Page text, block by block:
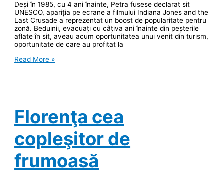
Deși în 1985, cu 4 ani înainte, Petra fusese declarat sit
UNESCO, apariția pe ecrane a filmului Indiana Jones and the
Last Crusade a reprezentat un boost de popularitate pentru
zonă. Beduinii, evacuați cu câțiva ani înainte din peșterile
aflate în sit, aveau acum oportunitatea unui venit din turism,
oportunitate de care au profitat la
Petra.
Read More »
Florenţa cea
copleşitor de
frumoasă